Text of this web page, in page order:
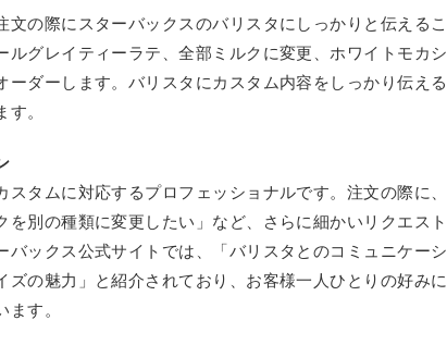
文の際にスターバックスのバリスタにしっかりと伝えるこ
ルグレイティーラテ、全部ミルクに変更、ホワイトモカシ
ーダーします。バリスタにカスタム内容をしっかり伝える
。
タムに対応するプロフェッショナルです。注文の際に、
を別の種類に変更したい」など、さらに細かいリクエスト
バックス公式サイトでは、「バリスタとのコミュニケーシ
ズの魅力」と紹介されており、お客様一人ひとりの好みに
す。